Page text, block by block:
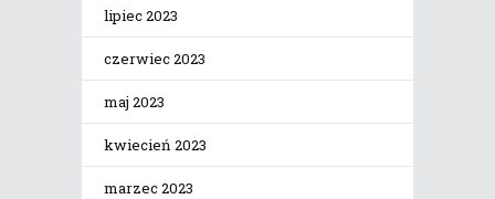
lipiec 2023
czerwiec 2023
maj 2023
kwiecień 2023
marzec 2023